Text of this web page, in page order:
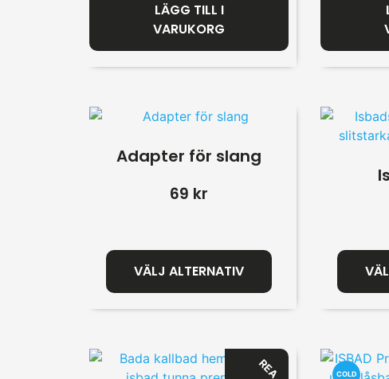
LÄGG TILL I
VARUKORG
Adapter för slang
69 kr
VÄLJ ALTERNATIV
REA COLD